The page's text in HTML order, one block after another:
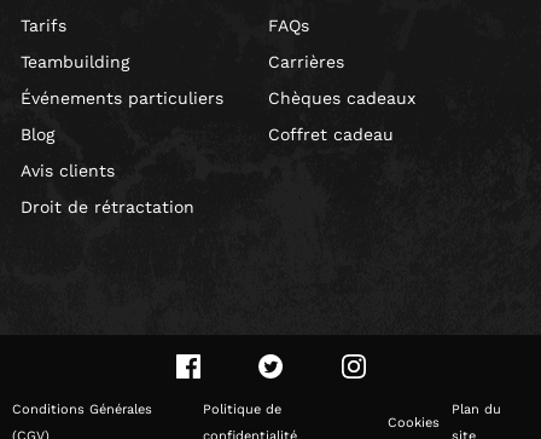
Tarifs
Teambuilding
Événements particuliers
Blog
Avis clients
Droit de rétractation
FAQs
Carrières
Chèques cadeaux
Coffret cadeau
Conditions Générales
(CGV)
Politique de
confidentialité
Cookies
Plan du
site